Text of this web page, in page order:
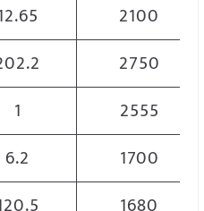
2100
2750
1
2555
6.2
1700